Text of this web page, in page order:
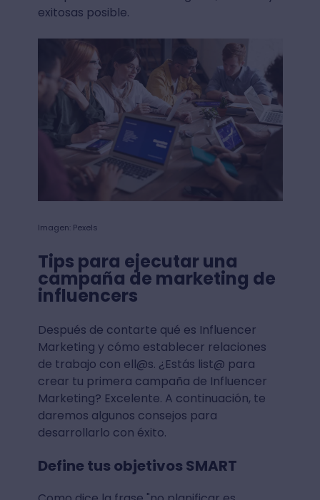
exitosas posible.
Imagen: Pexels
Tips para ejecutar una
campaña de marketing de
influencers
Después de contarte qué es Influencer
Marketing y cómo establecer relaciones
de trabajo con ell@s. ¿Estás list@ para
crear tu primera campaña de Influencer
Marketing? Excelente. A continuación, te
daremos algunos consejos para
desarrollarlo con éxito.
Define tus objetivos SMART